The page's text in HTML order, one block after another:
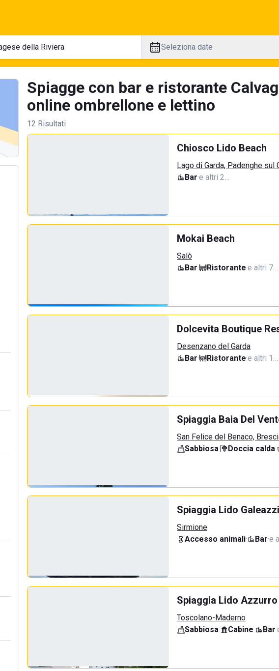
Seleziona date
Spiagge con bar e ristorante
online ombrellone e lettino
12 Risultati
Chiosco Lido Beach
Lago di Garda, Padenghe sul
Bar·e altri 2…
Mokai Beach
Salò
Bar· Ristorante·e altri 7…
Dolcevita Boutique
Desenzano del Garda
Bar· Ristorante·e altri 1…
Spiaggia Baia Del
San Felice del Benaco,
Sabbiosa· Doccia calda·
Spiaggia Lido Galeazzi
Sirmione
Accesso animali· Bar·e
Spiaggia Lido Azzurro
Toscolano-Maderno
Sabbiosa· Cabine· Bar·